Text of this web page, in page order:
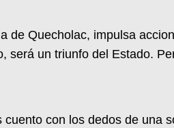
de Quecholac, impulsa
un triunfo del Estado.
con los dedos de una